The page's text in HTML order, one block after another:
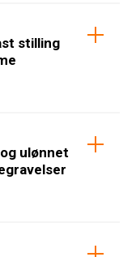
stilling
ulønnet